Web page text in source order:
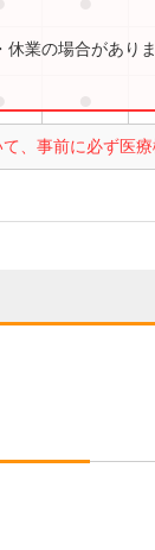
、事前に必ず医療
業の場合があり